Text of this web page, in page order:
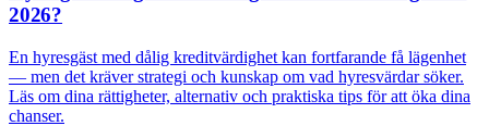
2026?
En hyresgäst med dålig kreditvärdighet kan fortfarande få lägenhet
— men det kräver strategi och kunskap om vad hyresvärdar söker.
Läs om dina rättigheter, alternativ och praktiska tips för att öka dina
chanser.